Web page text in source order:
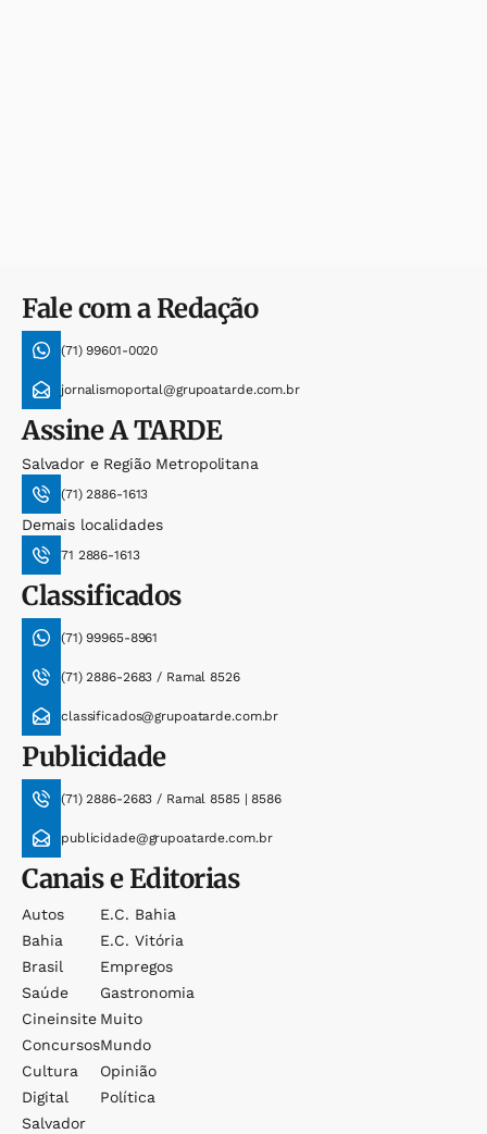
Fale com a Redação
(71) 99601-0020
jornalismoportal@grupoatarde.com.br
AssineA TARDE
Salvador e Região Metropolitana
(71) 2886-1613
Demais localidades
71 2886-1613
Classificados
(71) 99965-8961
(71) 2886-2683 / Ramal 8526
classificados@grupoatarde.com.br
Publicidade
(71) 2886-2683 / Ramal 8585 | 8586
publicidade@grupoatarde.com.br
Canais e Editorias
Autos
Bahia
Brasil
Saúde
Cineinsite
Concursos
Cultura
Digital
Salvador
E.c. Bahia
E.c. Vitória
Empregos
Gastronomia
Muito
Mundo
Opinião
Política